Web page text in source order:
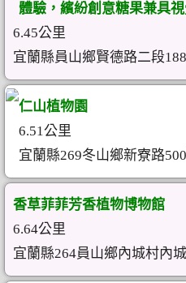
體驗，繽紛創意糖果兼具
6.45公里
宜蘭縣員山鄉賢德路二段
仁山植物園
6.51公里
宜蘭縣269冬山鄉新寮路
香草菲菲芳香植物博物館
6.64公里
宜蘭縣264員山鄉內城村內